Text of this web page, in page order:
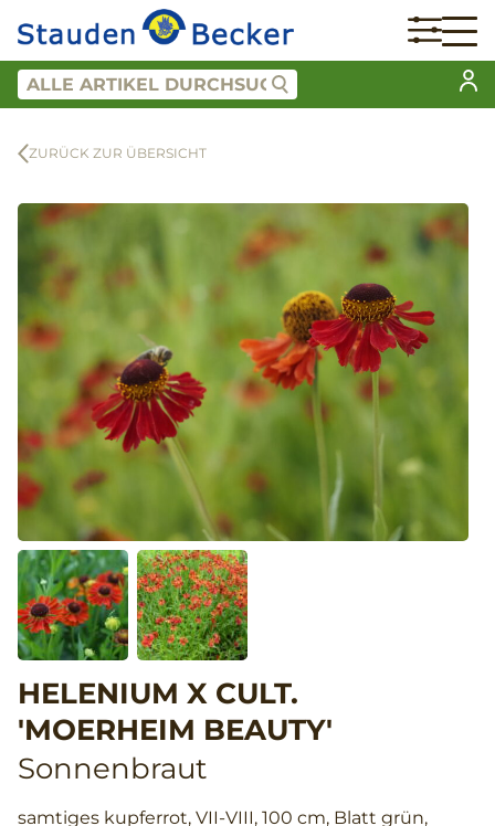
ZURÜCK ZUR ÜBERSICHT
HELENIUM X CULT.
'MOERHEIM BEAUTY'
Sonnenbraut
samtiges kupferrot, VII-VIII, 100 cm, Blatt grün,